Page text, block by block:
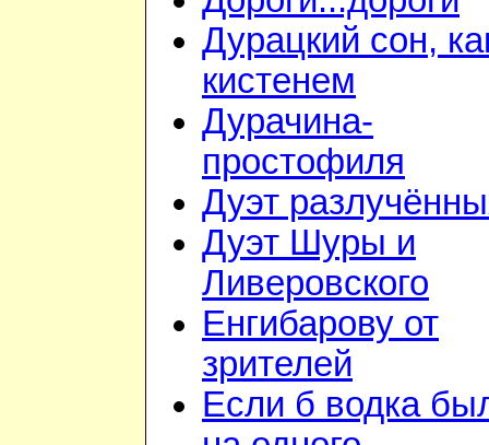
Дурацкий сон,
кистенем
Дурачина-
простофиля
Дуэт
Дуэт Шуры и
Ливеровского
Енгибарову от
зрителей
Если б водка